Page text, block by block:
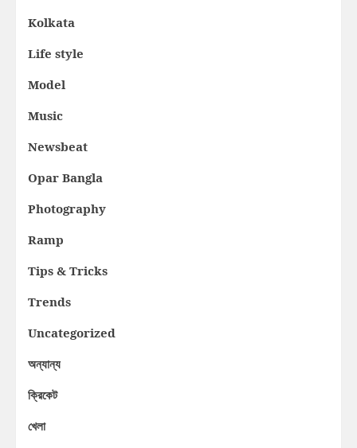
Kolkata
Life style
Model
Music
Newsbeat
Opar Bangla
Photography
Ramp
Tips & Tricks
Trends
Uncategorized
অন্যান্য
ক্রিকেট
খেলা